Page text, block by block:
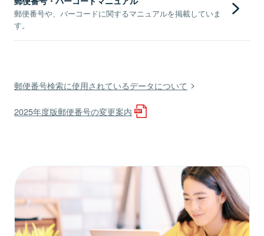
郵便番号や、バーコードに関するマニュアルを掲載していま
す。
郵便番号検索に使用されているデータについて
2025年度版郵便番号の変更案内